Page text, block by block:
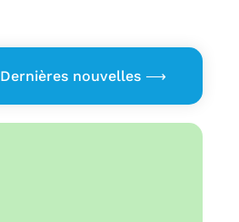
Dernières nouvelles ⟶